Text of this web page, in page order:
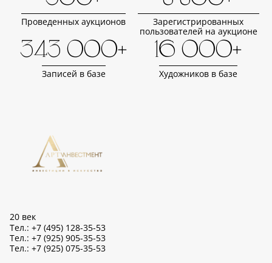
Проведенных аукционов
Зарегистрированных
пользователей на аукционе
343 000+
Записей в базе
16 000+
Художников в базе
20 век
Тел.: +7 (495) 128-35-53
Тел.: +7 (925) 905-35-53
Тел.: +7 (925) 075-35-53